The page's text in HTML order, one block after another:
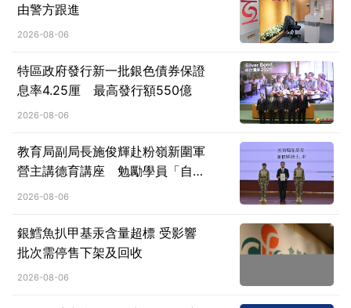
由警方跟進
2026-08-06
特區政府發行新一批銀色債券保證
息率4.25厘 最高發行額550億
2026-08-06
教育局副局長施俊輝赴粉嶺新圍軍
營主講德育講座 勉勵學員「自律
前行、砥礪堅韌、心繫家國」
2026-08-06
銀鱈魚扒甲基汞含量超標 受影響
批次需停售下架及回收
2026-08-06